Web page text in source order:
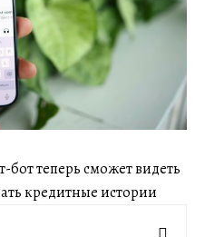
бот теперь сможет видеть
кредитные истории